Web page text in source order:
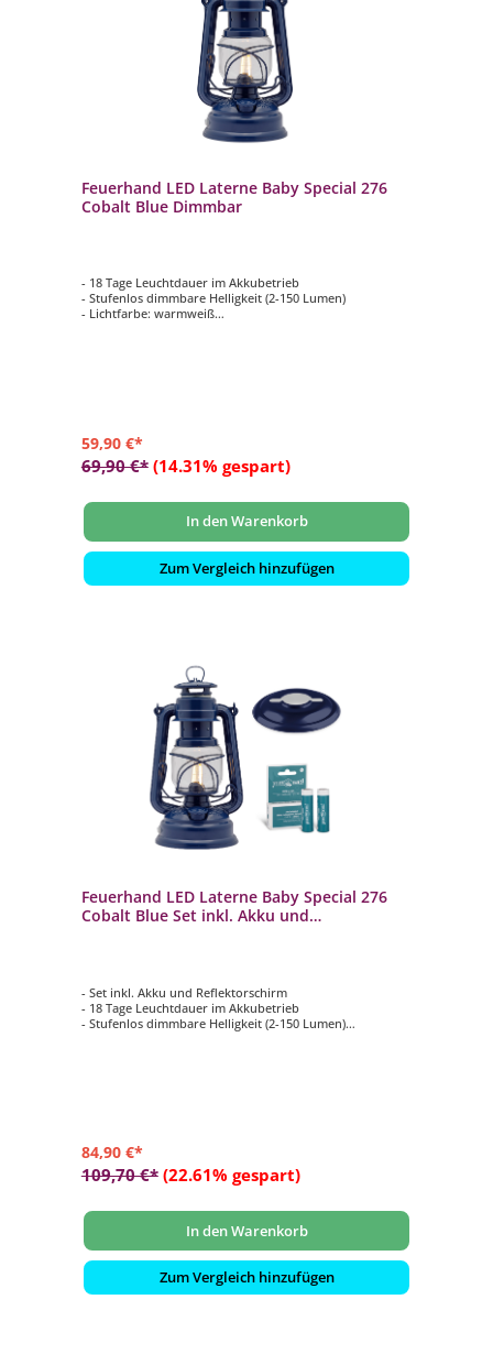
Feuerhand LED Laterne Baby Special 276
Cobalt Blue Dimmbar
- 18 Tage Leuchtdauer im Akkubetrieb
- Stufenlos dimmbare Helligkeit (2-150 Lumen)
- Lichtfarbe: warmweiß
59,90 €*
69,90 €* (14.31% gespart)
In den Warenkorb
Zum Vergleich hinzufügen
Feuerhand LED Laterne Baby Special 276
Cobalt Blue Set inkl. Akku und
- Set inkl. Akku und Reflektorschirm
- 18 Tage Leuchtdauer im Akkubetrieb
- Stufenlos dimmbare Helligkeit (2-150 Lumen)
84,90 €*
109,70 €* (22.61% gespart)
In den Warenkorb
Zum Vergleich hinzufügen